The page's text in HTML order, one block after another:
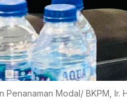
Modal/ BKPM, Ir.